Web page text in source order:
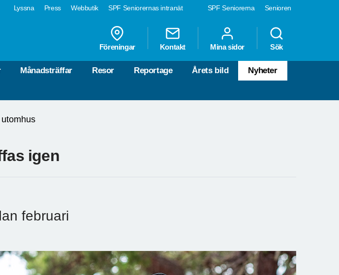
SPF Seniorerna Senioren
Lyssna Press Webbutik SPF Seniorernas intranät
Föreningar Kontakt Mina sidor Sök
Månadsträffar Resor Reportage Årets bild Nyheter
igen
februari